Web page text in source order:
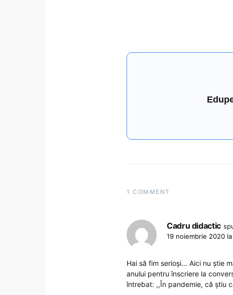
1 COMMENT
Cadru didactic
19 noiembrie 2020
Hai să fim serioși… Aici nu știe
anului pentru înscriere la
întrebat: ,,În pandemie, că știu